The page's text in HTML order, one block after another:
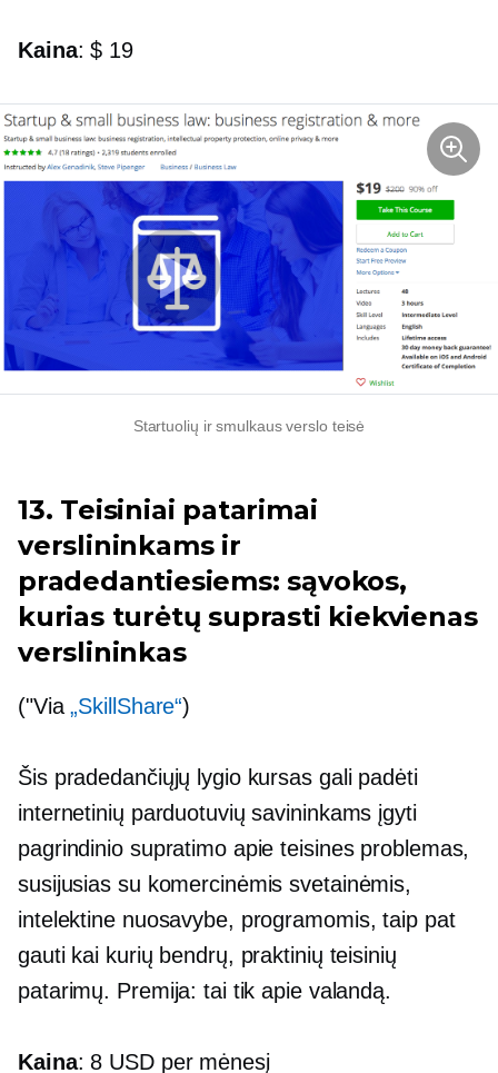
Kaina: $ 19
Startuolių ir smulkaus verslo teisė
13. Teisiniai patarimai
verslininkams ir
pradedantiesiems: sąvokos,
kurias turėtų suprasti kiekvienas
verslininkas
("Via„SkillShare“)
Šis pradedančiųjų lygio kursas gali padėti
internetinių parduotuvių savininkams įgyti
pagrindinio supratimo apie teisines problemas,
susijusias su komercinėmis svetainėmis,
intelektine nuosavybe, programomis, taip pat
gauti kai kurių bendrų, praktinių teisinių
patarimų. Premija: tai tik apie valandą.
Kaina: 8 USD per mėnesį